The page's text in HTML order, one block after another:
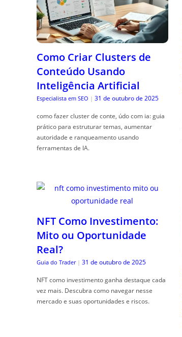
Como Criar Clusters de
Conteúdo Usando
Inteligência Artificial
Especialista em SEO | 31 de outubro de 2025
como fazer cluster de conte, údo com ia: guia
prático para estruturar temas, aumentar
autoridade e ranqueamento usando
ferramentas de IA.
NFT Como Investimento:
Mito ou Oportunidade
Real?
Guia do Trader | 31 de outubro de 2025
NFT como investimento ganha destaque cada
vez mais. Descubra como navegar nesse
mercado e suas oportunidades e riscos.